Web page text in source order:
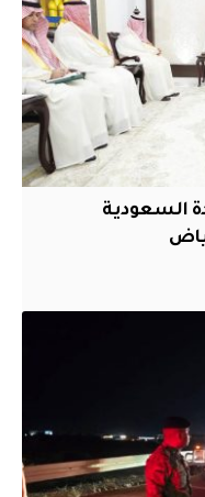
السعودية